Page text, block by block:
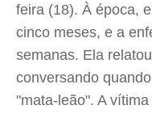
feira (18). À época,
cinco meses, e a
semanas. Ela
conversando
"mata-leão". A